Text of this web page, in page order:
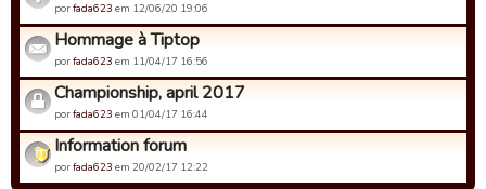
porfada623 em 12/06/20 19:06
Hommage à Tiptop
porfada623 em 11/04/17 16:56
Championship, april 2017
porfada623 em 01/04/17 16:44
Information forum
porfada623 em 20/02/17 12:22